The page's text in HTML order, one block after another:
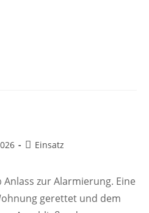
Beitrags-
Einsatz
zur Alarmierung. Eine
gerettet und dem